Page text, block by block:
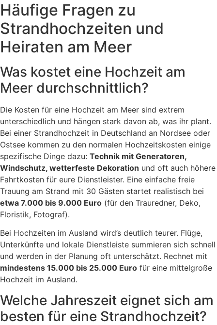
Häufige Fragen zu
Strandhochzeiten und
Heiraten am Meer
Was kostet eine Hochzeit am
Meer durchschnittlich?
Die Kosten für eine Hochzeit am Meer sind extrem
unterschiedlich und hängen stark davon ab, was ihr plant.
Bei einer Strandhochzeit in Deutschland an Nordsee oder
Ostsee kommen zu den normalen Hochzeitskosten einige
spezifische Dinge dazu: Technik mit Generatoren,
Windschutz, wetterfeste Dekoration und oft auch höhere
Fahrtkosten für eure Dienstleister. Eine einfache freie
Trauung am Strand mit 30 Gästen startet realistisch bei
etwa 7.000 bis 9.000 Euro (für den Trauredner, Deko,
Floristik, Fotograf).
Bei Hochzeiten im Ausland wird’s deutlich teurer. Flüge,
Unterkünfte und lokale Dienstleiste summieren sich schnell
und werden in der Planung oft unterschätzt. Rechnet mit
mindestens 15.000 bis 25.000 Euro für eine mittelgroße
Hochzeit im Ausland.
Welche Jahreszeit eignet sich am
besten für eine Strandhochzeit?